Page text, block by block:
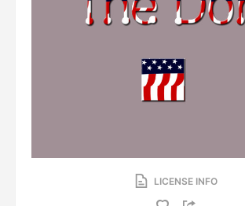
LICENSE INFO